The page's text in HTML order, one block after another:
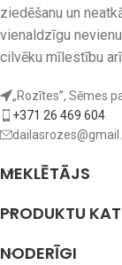
ziedēšanu un
vienaldzīgu
cilvēku mīlestību
„Rozītes”, Sēmes
+371 26 469 604
MEKLĒTĀJS
PRODUKTU
NODERĪGI